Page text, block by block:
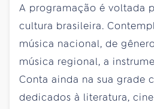
A programação é voltada
cultura brasileira.
música nacional, de
música regional, a
Conta ainda na sua grade
dedicados à literatura,